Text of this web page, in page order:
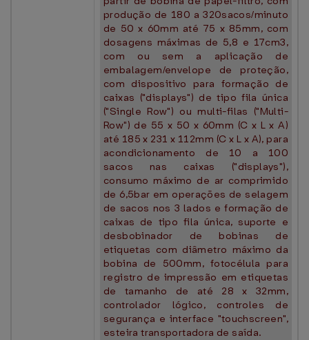
produção de 180 a 320sacos/minuto
de 50 x 60mm até 75 x 85mm, com
dosagens máximas de 5,8 e 17cm3,
com ou sem a aplicação de
embalagem/envelope de proteção,
com dispositivo para formação de
caixas ("displays") de tipo fila única
("Single Row") ou multi-filas ("Multi-
Row") de 55 x 50 x 60mm (C x L x A)
até 185 x 231 x 112mm (C x L x A), para
acondicionamento de 10 a 100
sacos nas caixas ("displays"),
consumo máximo de ar comprimido
de 6,5bar em operações de selagem
de sacos nos 3 lados e formação de
caixas de tipo fila única, suporte e
desbobinador de bobinas de
etiquetas com diâmetro máximo da
bobina de 500mm, fotocélula para
registro de impressão em etiquetas
de tamanho de até 28 x 32mm,
controlador lógico, controles de
segurança e interface "touchscreen",
esteira transportadora de saída.